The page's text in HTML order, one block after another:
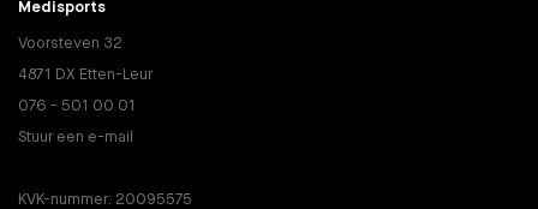
Medisports
Voorsteven 32
4871 DX Etten-Leur
076 - 501 00 01
Stuur een e-mail
KVK-nummer: 20095575